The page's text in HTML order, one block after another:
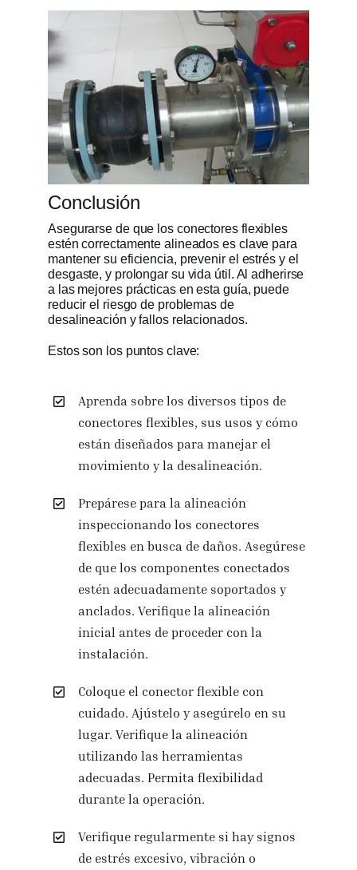
Conclusión
Asegurarse de que los conectores flexibles
estén correctamente alineados es clave para
mantener su eficiencia, prevenir el estrés y el
desgaste, y prolongar su vida útil. Al adherirse
a las mejores prácticas en esta guía, puede
reducir el riesgo de problemas de
desalineación y fallos relacionados.
Estos son los puntos clave:
Aprenda sobre los diversos tipos de
conectores flexibles, sus usos y cómo
están diseñados para manejar el
movimiento y la desalineación.
Prepárese para la alineación
inspeccionando los conectores
flexibles en busca de daños. Asegúrese
de que los componentes conectados
estén adecuadamente soportados y
anclados. Verifique la alineación
inicial antes de proceder con la
instalación.
Coloque el conector flexible con
cuidado. Ajústelo y asegúrelo en su
lugar. Verifique la alineación
utilizando las herramientas
adecuadas. Permita flexibilidad
durante la operación.
Verifique regularmente si hay signos
de estrés excesivo, vibración o